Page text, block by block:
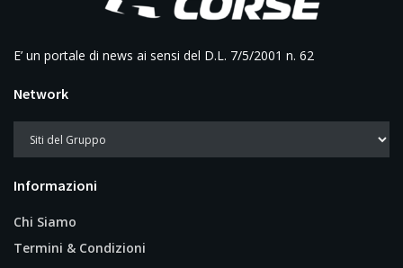
E’ un portale di news ai sensi del D.L. 7/5/2001 n. 62
Network
Informazioni
Chi Siamo
Termini & Condizioni